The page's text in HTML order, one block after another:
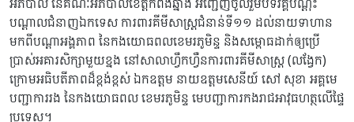
បណ្តាលជំនាញឯកទេស ការពារគីមីសាស្ត្រជំនាន់ទី១១ ដល់នាយទាហាន
មកពីបណ្តាអង្គភាព នៃកងយោធពលខេមរភូមិន្ទ និងសម្ពោធដាក់ឲ្យប្រើ
ប្រាស់អគារសិក្សាមួយខ្នង នៅសាលាហ្វឹកហ្វឺនការពារគីមីសាស្ត្រ (លង្វែក)
ក្រោមអធិបតីភាពដ៏ខ្ពង់ខ្ពស់ ឯកឧត្តម នាយឧត្ដមសេនីយ៍ សៅ សុខា អគ្គមេ
បញ្ជាការរង នៃកងយោធពល ខេមរភូមិន្ទ មេបញ្ជាការកងរាជអាវុធហត្ថលើផ្ទៃ
ប្រទេស។